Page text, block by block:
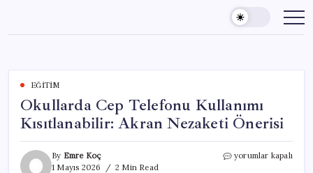
content
EĞITIM
Okullarda Cep Telefonu Kullanımı
Kısıtlanabilir: Akran Nezaketi Önerisi
By Emre Koç
1 Mayıs 2026
2 Min Read
Okullarda
yorumlar kapalı